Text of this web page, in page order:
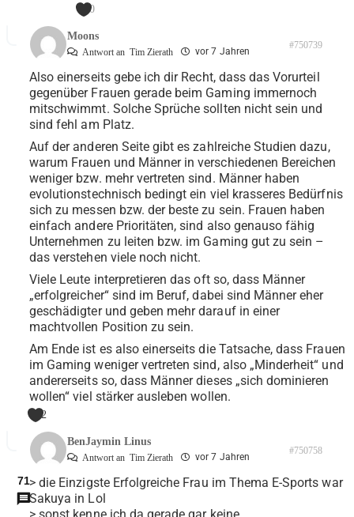
0
Moons
Antwort an Tim Zierath vor 7 Jahren
#750739
Also einerseits gebe ich dir Recht, dass das Vorurteil
gegenüber Frauen gerade beim Gaming immernoch
mitschwimmt. Solche Sprüche sollten nicht sein und
sind fehl am Platz.
Auf der anderen Seite gibt es zahlreiche Studien dazu,
warum Frauen und Männer in verschiedenen Bereichen
weniger bzw. mehr vertreten sind. Männer haben
evolutionstechnisch bedingt ein viel krasseres Bedürfnis
sich zu messen bzw. der beste zu sein. Frauen haben
einfach andere Prioritäten, sind also genauso fähig
Unternehmen zu leiten bzw. im Gaming gut zu sein –
das verstehen viele noch nicht.
Viele Leute interpretieren das oft so, dass Männer
„erfolgreicher“ sind im Beruf, dabei sind Männer eher
geschädigter und geben mehr darauf in einer
machtvollen Position zu sein.
Am Ende ist es also einerseits die Tatsache, dass Frauen
im Gaming weniger vertreten sind, also „Minderheit“ und
andererseits so, dass Männer dieses „sich dominieren
wollen“ viel stärker ausleben wollen.
2
BenJaymin Linus
Antwort an Tim Zierath vor 7 Jahren
#750758
> die Einzigste Erfolgreiche Frau im Thema E-Sports war
Sakuya in Lol
71